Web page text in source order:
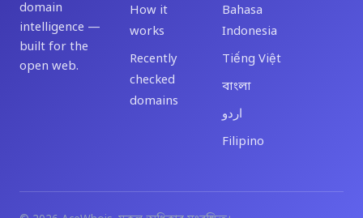
domain
intelligence —
built for the
open web.
How it
works
Recently
checked
domains
Bahasa
Indonesia
Tiếng Việt
বাংলা
اردو
Filipino